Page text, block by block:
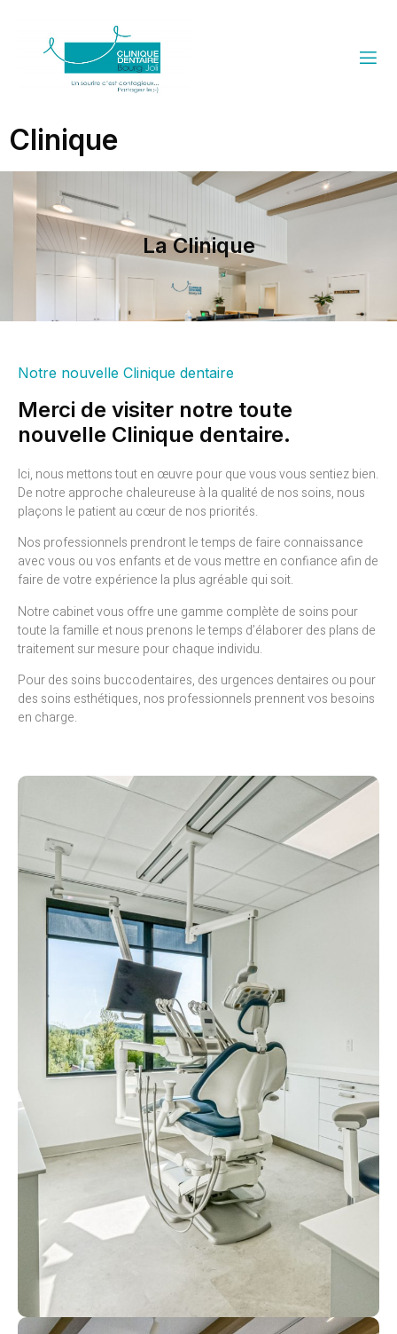
Clinique
La Clinique
Notre nouvelle Clinique dentaire
Merci de visiter notre toute
nouvelle Clinique dentaire.
Ici, nous mettons tout en œuvre pour que vous vous sentiez bien.
De notre approche chaleureuse à la qualité de nos soins, nous
plaçons le patient au cœur de nos priorités.
Nos professionnels prendront le temps de faire connaissance
avec vous ou vos enfants et de vous mettre en confiance afin de
faire de votre expérience la plus agréable qui soit.
Notre cabinet vous offre une gamme complète de soins pour
toute la famille et nous prenons le temps d’élaborer des plans de
traitement sur mesure pour chaque individu.
Pour des soins buccodentaires, des urgences dentaires ou pour
des soins esthétiques, nos professionnels prennent vos besoins
en charge.